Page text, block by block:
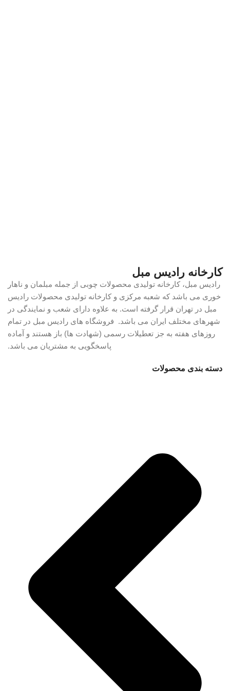
کارخانه رادیس مبل
رادیس مبل، کارخانه تولیدی محصولات چوبی از جمله مبلمان و ناهار
خوری می باشد که شعبه مرکزی و کارخانه تولیدی محصولات رادیس
مبل در تهران قرار گرفته است. به علاوه دارای شعب و نمایندگی در
شهرهای مختلف ایران می باشد. فروشگاه های رادیس مبل در تمام
روزهای هفته به جز تعطیلات رسمی (شهادت ها) باز هستند و آماده
پاسخگویی به مشتریان می باشد.
دسته بندی محصولات